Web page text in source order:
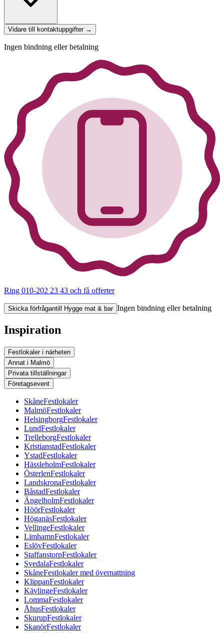
Vidare till kontaktuppgifter →
Ingen bindning eller betalning
Ring 010-202 23 43 och få offerter
Skicka förfrågantill Hygge mat & bar Ingen bindning eller betalning
Inspiration
Festlokaler i närheten
Annat i Malmö
Privata tillställningar
Företagsevent
SkåneFestlokaler
MalmöFestlokaler
HelsingborgFestlokaler
LundFestlokaler
TrelleborgFestlokaler
KristianstadFestlokaler
YstadFestlokaler
HässleholmFestlokaler
ÖsterlenFestlokaler
LandskronaFestlokaler
BåstadFestlokaler
ÄngelholmFestlokaler
HöörFestlokaler
HöganäsFestlokaler
VellingeFestlokaler
LimhamnFestlokaler
EslövFestlokaler
StaffanstorpFestlokaler
SvedalaFestlokaler
SkåneFestlokaler med övernattning
KlippanFestlokaler
KävlingeFestlokaler
LommaFestlokaler
ÅhusFestlokaler
SkurupFestlokaler
SkanörFestlokaler